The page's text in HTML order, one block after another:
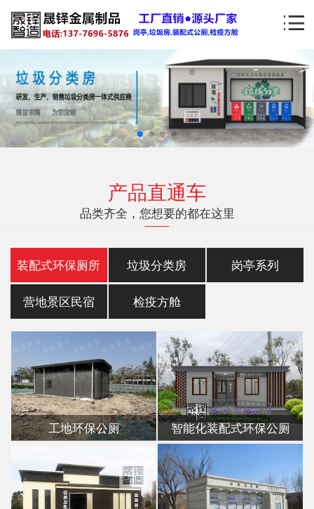
产品直通车
品类齐全，您想要的都在这里
装配式环保厕所 垃圾分类房 岗亭系列
营地景区民宿 检疫方舱
工地环保公厕 智能化装配式环保公厕